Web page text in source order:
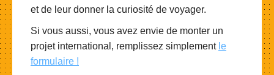
et de leur donner la curiosité de voyager.
Si vous aussi, vous avez envie de monter un
projet international, remplissez simplement le
formulaire !